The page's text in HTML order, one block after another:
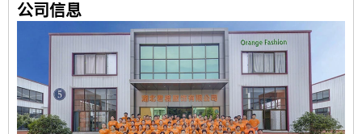
公司信息